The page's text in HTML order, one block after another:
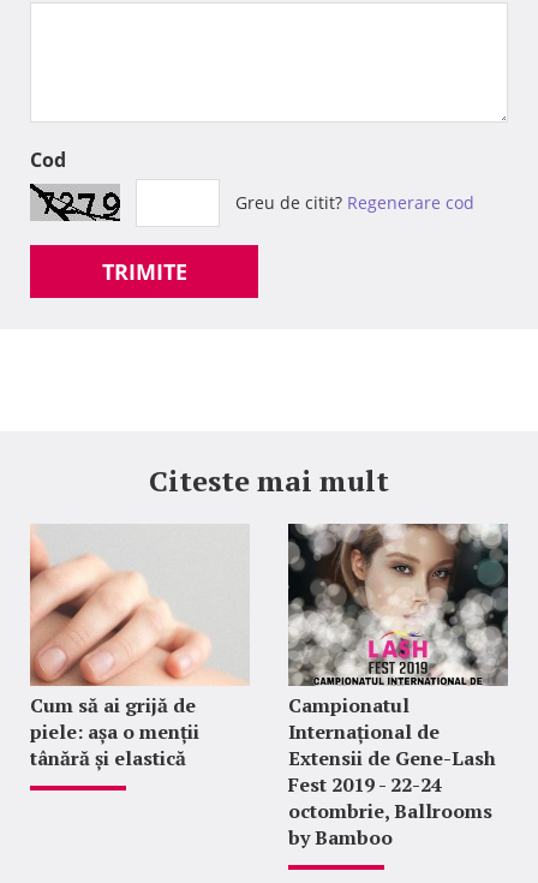
Cod
Greu de citit? Regenerare cod
TRIMITE
Citeste mai mult
Cum să ai grijă de
piele: așa o menții
tânără și elastică
Campionatul
Internațional de
Extensii de Gene-Lash
Fest 2019 - 22-24
octombrie, Ballrooms
by Bamboo